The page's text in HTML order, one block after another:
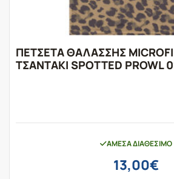
ΠΕΤΣΕΤΑ ΘΑΛΑΣΣΗΣ
ΤΣΑΝΤΑΚΙ SPOTTED PROWL
ΆΜΕΣΑ ΔΙΑΘΈΣΙΜΟ
13,00€